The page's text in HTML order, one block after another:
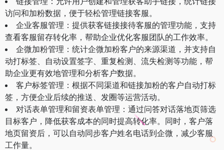
访问和加粉数据，便于轻松管理链接客服。
企业客服管理：提供获客链接接待客服的管理功能，支持
查看客服留存转化率，帮助企业优化客服团队的工作效率。
企微加粉管理：统计企微加粉客户的来源渠道，并支持自
动打标签、自动设置签字、重复检测、流失检测等功能，帮
助企业更有效地管理和分析客户数据。
客户标签管理：根据不同渠道和链接加粉的客户自动打标
签，方便企业后续的推送、发圈等运营活动。
对话表单管理和留资表单管理：通过问答对话落地页筛选
目标客户，降低获客成本的同时提高转化率。同时，客户落
地页留资后，可以自动同步客户姓名电话到企微，减少客服
工作量。